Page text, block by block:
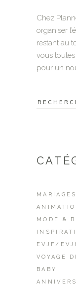
Chez
organiser
restant au
vous
pour un
Search
MARIAGES
MODE &
EVJF/
VOYAGE
BABY